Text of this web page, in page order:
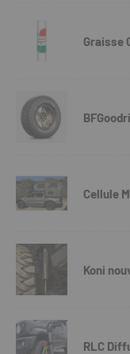
Graisse
Cellule
Koni
RLC